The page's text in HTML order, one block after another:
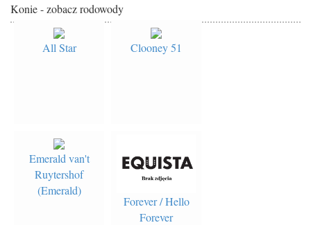
Konie - zobacz rodowody
All Star Clooney 51
Emerald van't
Ruytershof
(Emerald)
Forever / Hello
Forever